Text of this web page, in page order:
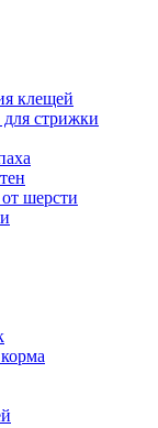
клещей
стрижки
шерсти